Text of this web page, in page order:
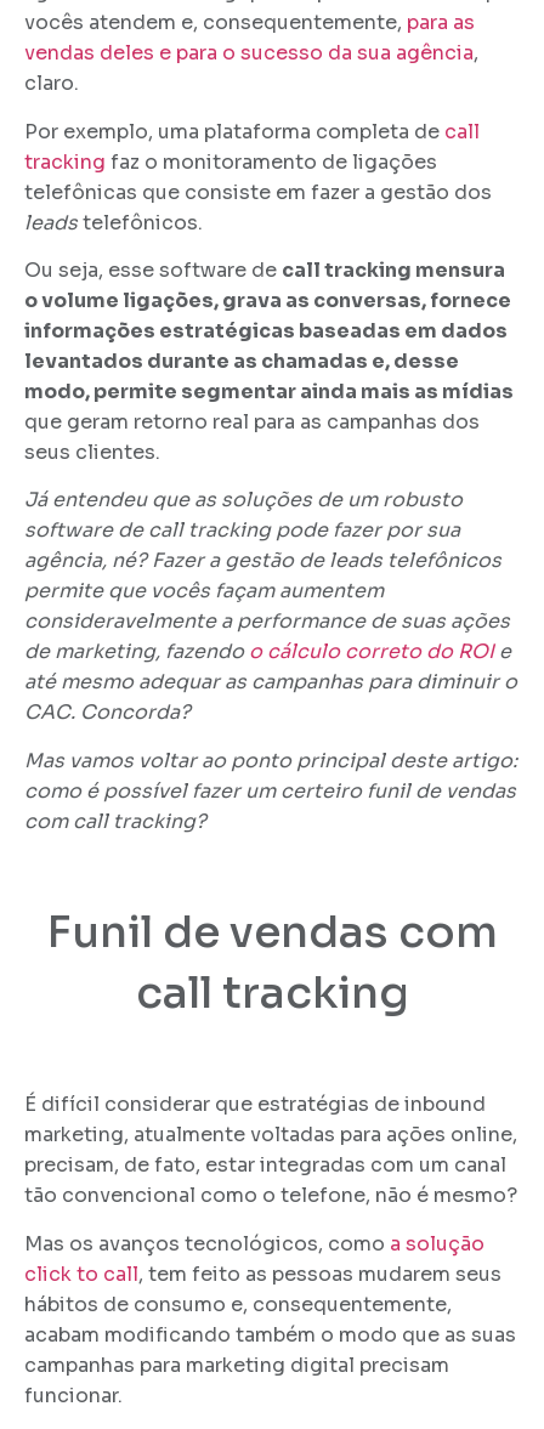
vocês atendem e, consequentemente, para as
vendas deles e para o sucesso da sua agência,
claro.
Por exemplo, uma plataforma completa de call
tracking faz o monitoramento de ligações
telefônicas que consiste em fazer a gestão dos
leadstelefônicos.
Ou seja, esse software de call tracking mensura
o volume ligações, grava as conversas, fornece
informações estratégicas baseadas em dados
levantados durante as chamadas e, desse
modo, permite segmentar ainda mais as mídias
que geram retorno real para as campanhas dos
seus clientes.
Já entendeu que as soluções de um robusto
software de call tracking pode fazer por sua
agência, né? Fazer a gestão de leads telefônicos
permite que vocês façam aumentem
consideravelmente a performance de suas ações
de marketing, fazendoo cálculo correto do ROIe
até mesmo adequar as campanhas para diminuir o
CAC. Concorda?
Mas vamos voltar ao ponto principal deste artigo:
como é possível fazer um certeiro funil de vendas
com call tracking?
Funil de vendas com
call tracking
É difícil considerar que estratégias de inbound
marketing, atualmente voltadas para ações online,
precisam, de fato, estar integradas com um canal
tão convencional como o telefone, não é mesmo?
Mas os avanços tecnológicos, como a solução
click to call, tem feito as pessoas mudarem seus
hábitos de consumo e, consequentemente,
acabam modificando também o modo que as suas
campanhas para marketing digital precisam
funcionar.